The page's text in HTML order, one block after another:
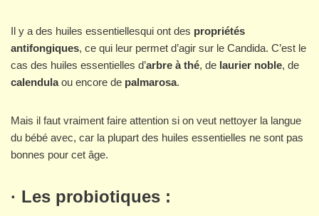
Il y a des huiles essentiellesqui ont des propriétés
antifongiques, ce qui leur permet d’agir sur le Candida. C’est le
cas des huiles essentielles d’arbre à thé, de laurier noble, de
calendulaou encore de palmarosa.
Mais il faut vraiment faire attention si on veut nettoyer la langue
du bébé avec, car la plupart des huiles essentielles ne sont pas
bonnes pour cet âge.
· Les probiotiques :